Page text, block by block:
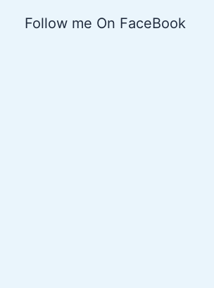
Follow me On FaceBook